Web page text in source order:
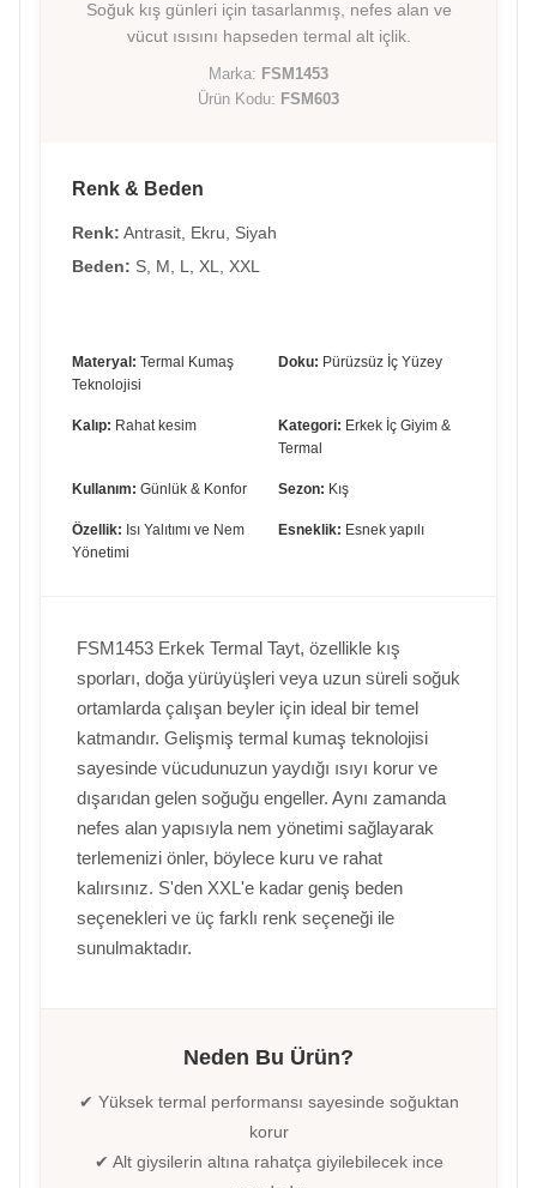
Soğuk kış günleri için tasarlanmış, nefes alan ve
vücut ısısını hapseden termal alt içlik.
Marka: FSM1453
Ürün Kodu: FSM603
Renk & Beden
Renk: Antrasit, Ekru, Siyah
Beden: S, M, L, XL, XXL
Materyal: Termal Kumaş
Teknolojisi
Doku: Pürüzsüz İç Yüzey
Kalıp: Rahat kesim Kategori: Erkek İç Giyim &
Termal
Kullanım: Günlük & Konfor Sezon: Kış
Özellik: Isı Yalıtımı ve Nem
Yönetimi
Esneklik: Esnek yapılı
FSM1453 Erkek Termal Tayt, özellikle kış
sporları, doğa yürüyüşleri veya uzun süreli soğuk
ortamlarda çalışan beyler için ideal bir temel
katmandır. Gelişmiş termal kumaş teknolojisi
sayesinde vücudunuzun yaydığı ısıyı korur ve
dışarıdan gelen soğuğu engeller. Aynı zamanda
nefes alan yapısıyla nem yönetimi sağlayarak
terlemenizi önler, böylece kuru ve rahat
kalırsınız. S'den XXL'e kadar geniş beden
seçenekleri ve üç farklı renk seçeneği ile
sunulmaktadır.
Neden Bu Ürün?
✔ Yüksek termal performansı sayesinde soğuktan
korur
✔ Alt giysilerin altına rahatça giyilebilecek ince